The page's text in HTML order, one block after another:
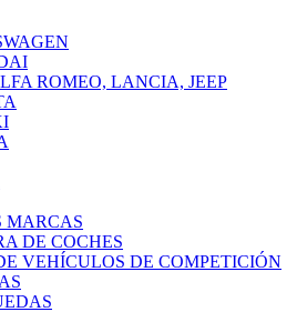
ROMEO, LANCIA, JEEP
MARCAS
DE COCHES
VEHÍCULOS DE COMPETICIÓN